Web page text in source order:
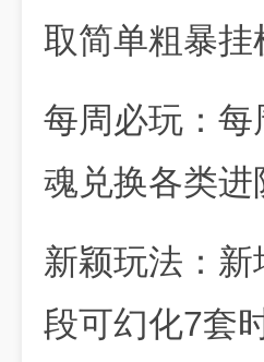
取简单粗暴
每周必玩：
魂兑换各类进
新颖玩法：
段可幻化7套